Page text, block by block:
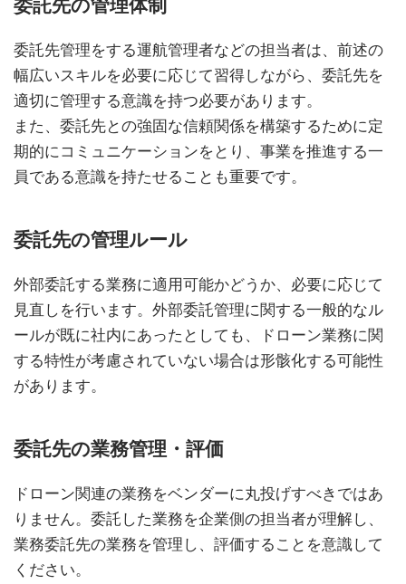
委託先の管理体制
委託先管理をする運航管理者などの担当者は、前述の
幅広いスキルを必要に応じて習得しながら、委託先を
適切に管理する意識を持つ必要があります。
また、委託先との強固な信頼関係を構築するために定
期的にコミュニケーションをとり、事業を推進する一
員である意識を持たせることも重要です。
委託先の管理ルール
外部委託する業務に適用可能かどうか、必要に応じて
見直しを行います。外部委託管理に関する一般的なル
ールが既に社内にあったとしても、ドローン業務に関
する特性が考慮されていない場合は形骸化する可能性
があります。
委託先の業務管理・評価
ドローン関連の業務をベンダーに丸投げすべきではあ
りません。委託した業務を企業側の担当者が理解し、
業務委託先の業務を管理し、評価することを意識して
ください。